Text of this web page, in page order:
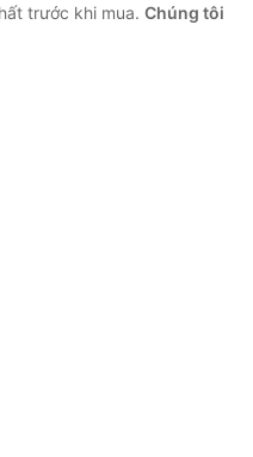
trước khi mua. Chúng tôi